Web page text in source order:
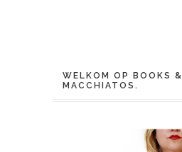
WELKOM OP BOOKS &
MACCHIATOS.